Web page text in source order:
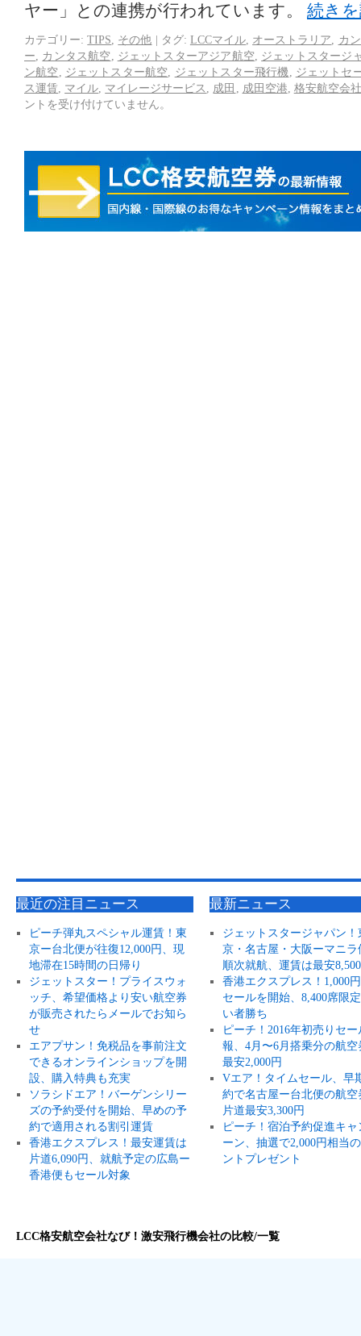
ヤー」との連携が行われています。 続き
カテゴリー: TIPS その他 | タグ: LCCマイル オーストラリア
カ
ー
カンタス航空 ジェットスターアジア航空
ジェットスタージ
ン航空
ジェットスター航空 ジェットスター飛行機
ジェットセ
ス運賃
マイル マイレージサービス 成田 成田空港 格安航空会社
ントを受け付けていません。
最近の注目ニュース
ピーチ弾丸スペシャル運賃！東
京ー台北便が往復12,000円、現
地滞在15時間の日帰り
ジェットスター！プライスウォ
ッチ、希望価格より安い航空券
が販売されたらメールでお知ら
せ
エアプサン！免税品を事前注文
できるオンラインショップを開
設、購入特典も充実
ソラシドエア！バーゲンシリー
ズの予約受付を開始、早めの予
約で適用される割引運賃
香港エクスプレス！最安運賃は
片道6,090円、就航予定の広島ー
香港便もセール対象
最新ニュース
ジェットスタージャパン！
京・名古屋・大阪ーマニラ
順次就航、運賃は最安
香港エクスプレス！1,000
セールを開始、8,400席限
い者勝ち
ピーチ！2016年初売りセー
報、4月〜6月搭乗分の航空
最安2,000円
Vエア！タイムセール、早
約で名古屋ー台北便の航空
片道最安3,300円
ピーチ！宿泊予約促進キャ
ーン、抽選で2,000円相当
ントプレゼント
LCC格安航空会社なび！激安飛行機会社の比較/一覧